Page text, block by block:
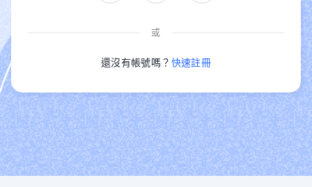
或
還沒有帳號嗎？ 快速註冊